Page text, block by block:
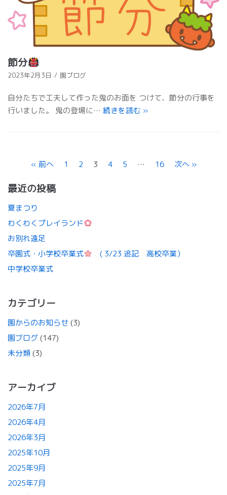
節分
2023年2月3日 園ブログ
自分たちで工夫して作った鬼のお面を つけて、節分の行事を
行いました。 鬼の登場に… 続きを読む »
« 前へ 1 2 3 4 5 … 16 次へ »
最近の投稿
夏まつり
わくわくプレイランド
お別れ遠足
卒園式・小学校卒業式
( 3/23 追記 高校卒業）
中学校卒業式
カテゴリー
園からのお知らせ(3)
園ブログ(147)
未分類(3)
アーカイブ
2026年7月
2026年4月
2026年3月
2025年10月
2025年9月
2025年7月